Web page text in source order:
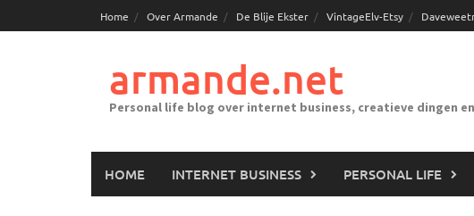
naar
Home Over Armande De Blije Ekster VintageElv-Etsy
armande.net
Personal life blog over internet business, creatieve dingen
HOME INTERNET BUSINESS PERSONAL LIFE